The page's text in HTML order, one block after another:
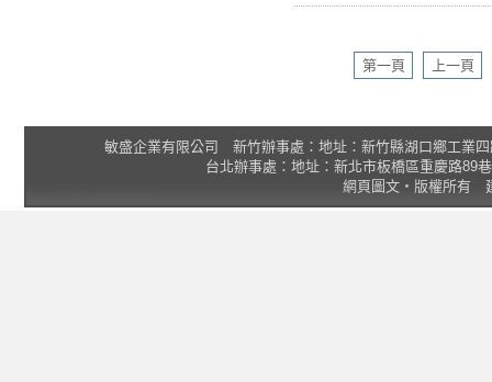
第一頁 上一頁
敏盛企業有限公司 新竹辦事處：地址：新竹縣湖口鄉工業
台北辦事處：地址：新北市板橋區重慶路89
網頁圖文‧版權所有 建